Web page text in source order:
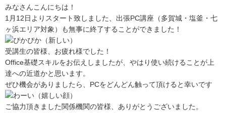
みなさんこんにちは！
1月12日よりスタート致しました、出張PC講座（多賀城・塩釜・七
ヶ浜エリア対象）も無事に終了することができました！
受講生の皆様、お疲れ様でした！
Office基礎スキルをお伝えしましたが、やはり使い続けることが上
達への近道かと思います。
ぜひ機会がありましたら、PCをどんどん触って頂けると幸いです
ご協力頂きました関係機関の皆様、ありがとうございました。